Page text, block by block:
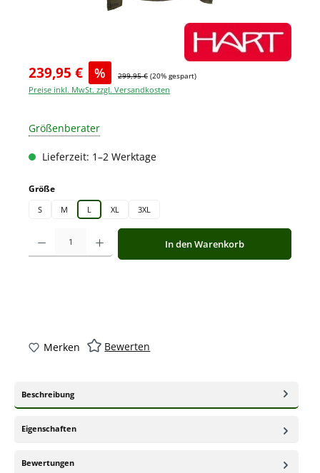
239,95 € % 299,95 € (20% gespart)
Preise inkl. MwSt. zzgl. Versandkosten
Größenberater
Lieferzeit: 1–2 Werktage
Größeauswählen
S M L XL 3XL
Produkt Anzahl: Gib den gewünschten Wert ein oder benutze die
In den Warenkorb
Merken Bewerten
Beschreibung
Eigenschaften
Bewertungen